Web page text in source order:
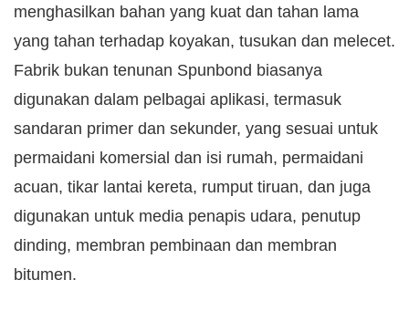
menghasilkan bahan yang kuat dan tahan lama
yang tahan terhadap koyakan, tusukan dan melecet.
Fabrik bukan tenunan Spunbond biasanya
digunakan dalam pelbagai aplikasi, termasuk
sandaran primer dan sekunder, yang sesuai untuk
permaidani komersial dan isi rumah, permaidani
acuan, tikar lantai kereta, rumput tiruan, dan juga
digunakan untuk media penapis udara, penutup
dinding, membran pembinaan dan membran
bitumen.